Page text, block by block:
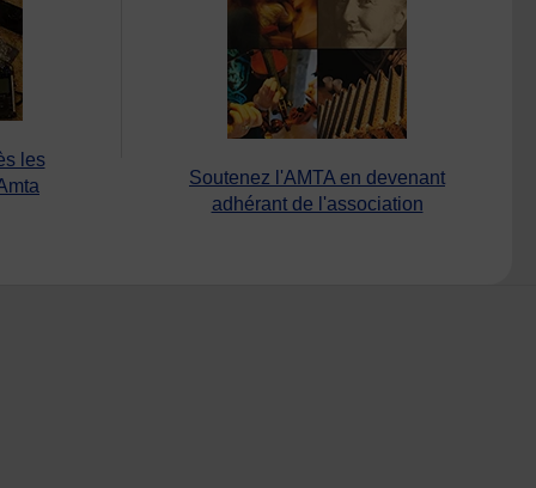
les
Soutenez l'AMTA en devenant
adhérant de l'association